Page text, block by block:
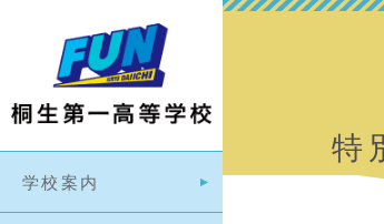
学校案内
特